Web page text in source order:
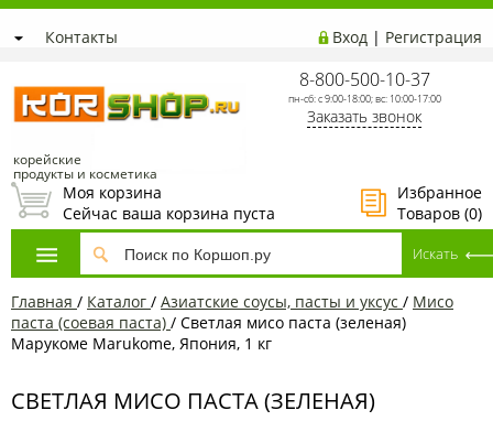
Контакты Вход | Регистрация
корейские
продукты и косметика
8-800-500-10-37
пн-сб: с 9:00-18:00; вс: 10:00-17:00
Заказать звонок
Избранное
Товаров (0)
Моя корзина
Сейчас ваша корзина пуста
Главная / Каталог / Азиатские соусы, пасты и уксус / Мисо
паста (соевая паста) / Светлая мисо паста (зеленая)
Марукоме Marukome, Япония, 1 кг
СВЕТЛАЯ МИСО ПАСТА (ЗЕЛЕНАЯ)